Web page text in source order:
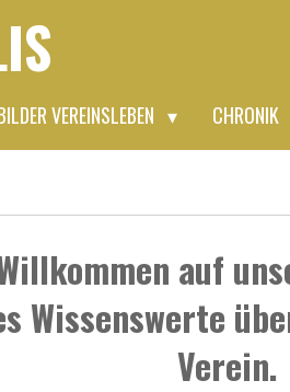
VEREINSLEBEN CHRONIK
auf
Wissenswerte
Verein.